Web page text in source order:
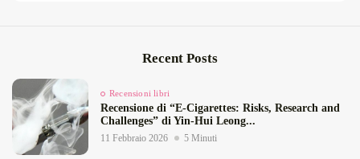
Recent Posts
Recensioni libri
Recensione di “E‑Cigarettes: Risks, Research and
Challenges” di Yin‑Hui Leong...
11 Febbraio 2026 5 Minuti